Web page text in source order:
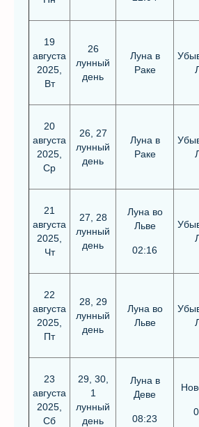
19
августа
2025,
Вт
26
лунный
день
Луна в
Раке
20
августа
2025,
Ср
26, 27
лунный
день
Луна в
Раке
21
августа
2025,
Чт
27, 28
лунный
день
Луна во
Льве
02:16
22
августа
2025,
Пт
28, 29
лунный
день
Луна во
Льве
23
августа
2025,
Сб
29, 30,
1
лунный
день
Луна в
Деве
08:23